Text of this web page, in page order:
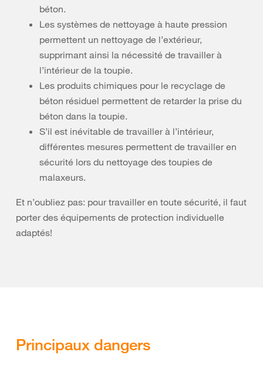
béton.
Les systèmes de nettoyage à haute pression
permettent un nettoyage de l’extérieur,
supprimant ainsi la nécessité de travailler à
l’intérieur de la toupie.
Les produits chimiques pour le recyclage de
béton résiduel permettent de retarder la prise du
béton dans la toupie.
S’il est inévitable de travailler à l’intérieur,
différentes mesures permettent de travailler en
sécurité lors du nettoyage des toupies de
malaxeurs.
Et n’oubliez pas: pour travailler en toute sécurité, il faut
porter des équipements de protection individuelle
adaptés!
Principaux dangers